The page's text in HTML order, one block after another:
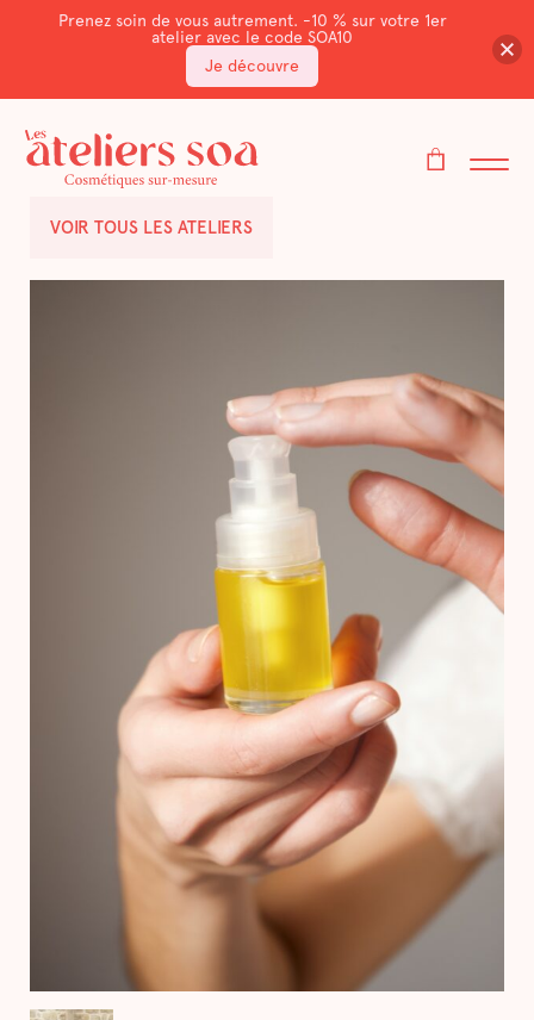
VOIR TOUS LES ATELIERS
Prenez soin de vous autrement. -10 % sur votre 1er
atelier avec le code SOA10
Je découvre